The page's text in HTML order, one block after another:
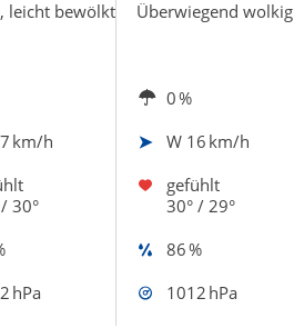
leicht bewölkt Überwiegend wolkig
0 %
km/h W 16 km/h
30°
gefühlt
30° / 29°
86 %
hPa 1012 hPa